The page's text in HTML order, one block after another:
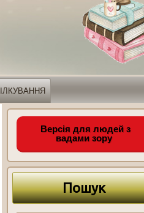
Версія для людей з
вадами зору
Пошук